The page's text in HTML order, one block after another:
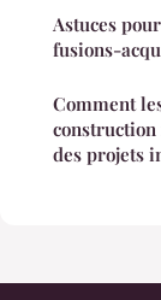
Astuces
fusions-
Comment
des projets